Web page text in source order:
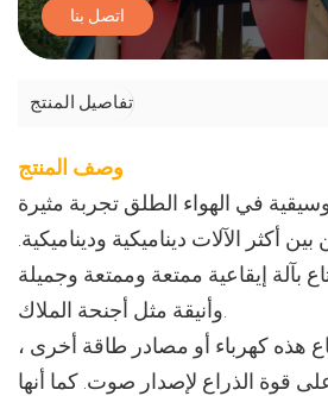
اتصل بنا
تفاصيل المنتج
وصف المنتج
في الهواء الطلق تجربة مثيرة
أكثر الآلات ديناميكية وديناميكية.
بآلة إيقاعية ممتعة وممتعة وجميلة
وأنيقة مثل أجنحة الملاك.
هذه كهرباء أو مصادر طاقة أخرى ،
قوة الذراع لإصدار صوت. كما أنها